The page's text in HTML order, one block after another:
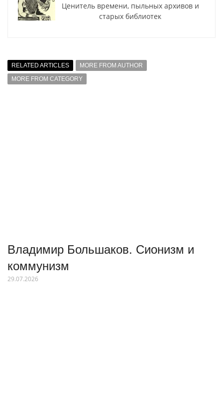
Ценитель времени, пыльных архивов и
старых библиотек
RELATED ARTICLES
MORE FROM AUTHOR
MORE FROM CATEGORY
Владимир Большаков. Сионизм и
коммунизм
29.07.2026